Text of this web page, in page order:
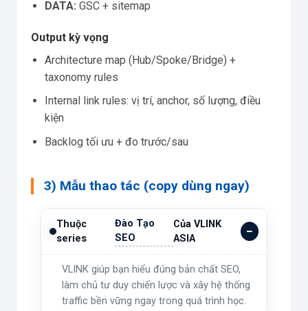
DATA: GSC + sitemap
Output kỳ vọng
Architecture map (Hub/Spoke/Bridge) +
taxonomy rules
Internal link rules: vị trí, anchor, số lượng, điều
kiện
Backlog tối ưu + đo trước/sau
3) Mẫu thao tác (copy dùng ngay)
Thuộc
series
Đào Tạo
SEO
Của VLINK
ASIA
VLINK giúp bạn hiểu đúng bản chất SEO,
làm chủ tư duy chiến lược và xây hệ thống
traffic bền vững ngay trong quá trình học.